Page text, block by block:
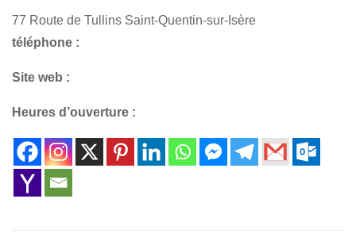
77 Route de Tullins Saint-Quentin-sur-Isère
téléphone :
Site web :
Heures d’ouverture :